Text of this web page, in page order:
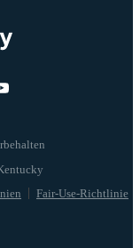
Fair-Use-Richtlinie